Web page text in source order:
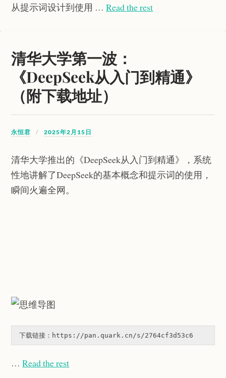
从提示词设计到使用 …Read the rest
清华大学第一波：
《DeepSeek从入门到精通》
（附下载地址）
永恒君 2025年2月15日
清华大学推出的《DeepSeek从入门到精通》，系统
性地讲解了DeepSeek的基本概念和提示词的使用，
瞬间火遍全网。
下载链接：https://pan.quark.cn/s/2764cf3d53c6
…Read the rest